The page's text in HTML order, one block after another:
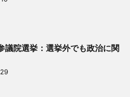
議院選挙：選挙外でも政治に関